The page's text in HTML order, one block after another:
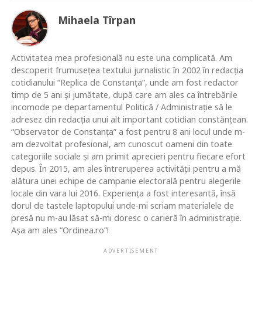
Mihaela Tîrpan
Activitatea mea profesională nu este una complicată. Am
descoperit frumusețea textului jurnalistic în 2002 în redacția
cotidianului “Replica de Constanța”, unde am fost redactor
timp de 5 ani și jumătate, după care am ales ca întrebările
incomode pe departamentul Politică / Administrație să le
adresez din redacția unui alt important cotidian constănțean.
“Observator de Constanța” a fost pentru 8 ani locul unde m-
am dezvoltat profesional, am cunoscut oameni din toate
categoriile sociale și am primit aprecieri pentru fiecare efort
depus. În 2015, am ales întreruperea activității pentru a mă
alătura unei echipe de campanie electorală pentru alegerile
locale din vara lui 2016. Experiența a fost interesantă, însă
dorul de tastele laptopului unde-mi scriam materialele de
presă nu m-au lăsat să-mi doresc o carieră în administrație.
Așa am ales “Ordinea.ro”!
ADVERTISEMENT